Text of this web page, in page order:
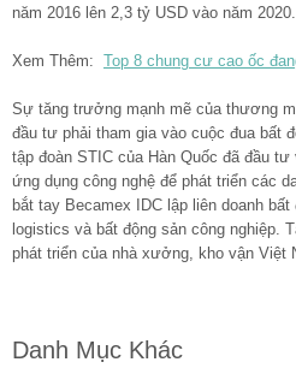
năm 2016 lên 2,3 tỷ USD vào năm 2020.
Xem Thêm: Top 8 chung cư cao ốc
Sự tăng trưởng mạnh mẽ của thương
đầu tư phải tham gia vào cuộc đua bất
tập đoàn STIC của Hàn Quốc đã đầu
ứng dụng công nghệ để phát triển các
bắt tay Becamex IDC lập liên doanh
logistics và bất động sản công nghiệp.
phát triển của nhà xưởng, kho vận Việt
Danh Mục Khác